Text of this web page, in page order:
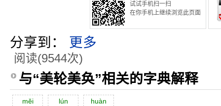
试试手机扫一扫
在你手机上继续浏览此页面
分享到： 更多
阅读(9544次)
与“美轮美奂”相关的字典解释
mĕi lún huàn